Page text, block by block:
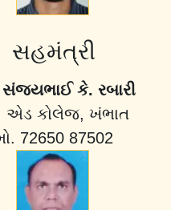
સહમંત્રી
સંજયભાઈ કે. રબારી
એડ કોલેજ, ખંભાત
72650 87502